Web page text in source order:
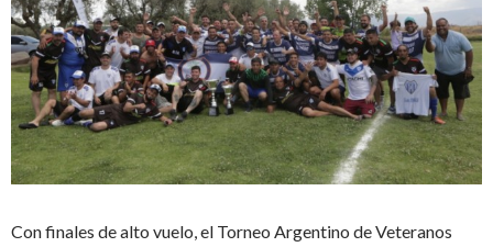
Con finales de alto vuelo, el Torneo Argentino de Veteranos